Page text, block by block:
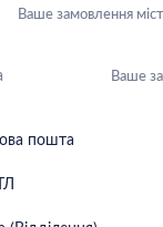
Ваше замовлення
Ваше
пошта